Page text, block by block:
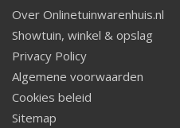
Over Onlinetuinwarenhuis.nl
Showtuin, winkel & opslag
Privacy Policy
Algemene voorwaarden
Cookies beleid
Sitemap